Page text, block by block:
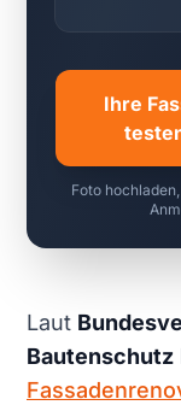
Ihre
Foto
Laut
Bautenschutz